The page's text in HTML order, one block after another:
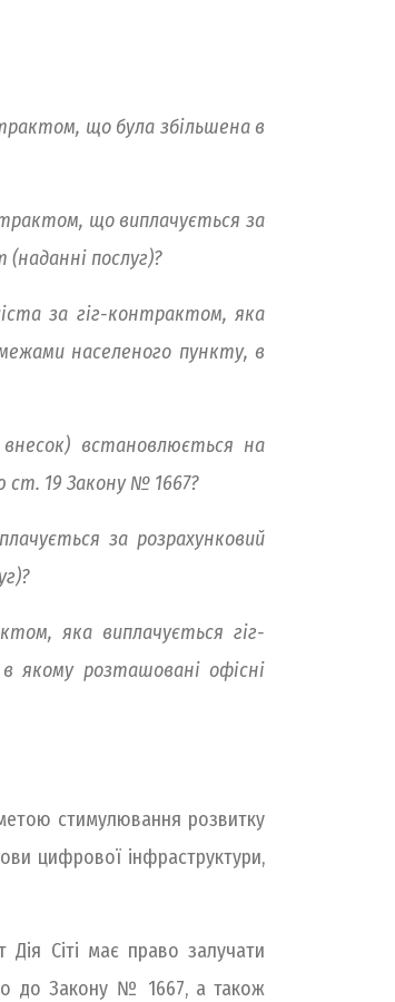
що була збільшена в
що виплачується за
(наданні послуг)?
за гіг-контрактом, яка
населеного пункту, в
внесок) встановлюється на
ст. 19 Закону № 1667?
за розрахунковий
яка виплачується гіг-
якому розташовані офісні
стимулювання розвитку
цифрової інфраструктури,
Сіті має право залучати
до Закону № 1667, а також